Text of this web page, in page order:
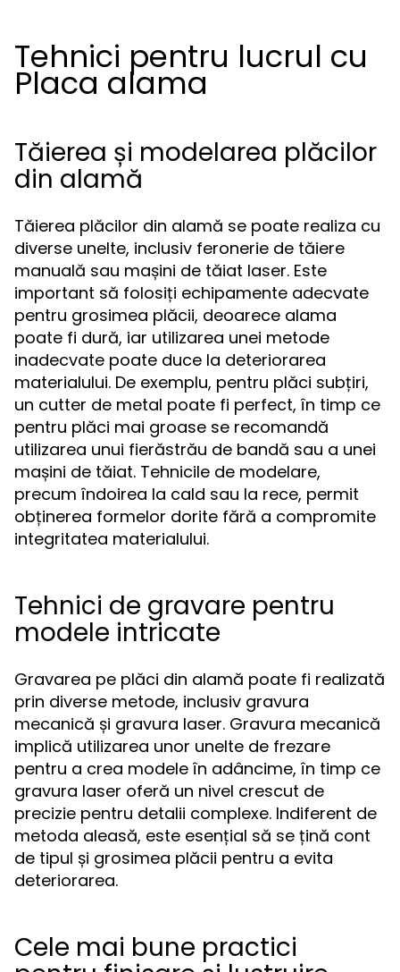
Tehnici pentru lucrul cu
Placa alama
Tăierea și modelarea plăcilor
din alamă
Tăierea plăcilor din alamă se poate realiza cu
diverse unelte, inclusiv feronerie de tăiere
manuală sau mașini de tăiat laser. Este
important să folosiți echipamente adecvate
pentru grosimea plăcii, deoarece alama
poate fi dură, iar utilizarea unei metode
inadecvate poate duce la deteriorarea
materialului. De exemplu, pentru plăci subțiri,
un cutter de metal poate fi perfect, în timp ce
pentru plăci mai groase se recomandă
utilizarea unui fierăstrău de bandă sau a unei
mașini de tăiat. Tehnicile de modelare,
precum îndoirea la cald sau la rece, permit
obținerea formelor dorite fără a compromite
integritatea materialului.
Tehnici de gravare pentru
modele intricate
Gravarea pe plăci din alamă poate fi realizată
prin diverse metode, inclusiv gravura
mecanică și gravura laser. Gravura mecanică
implică utilizarea unor unelte de frezare
pentru a crea modele în adâncime, în timp ce
gravura laser oferă un nivel crescut de
precizie pentru detalii complexe. Indiferent de
metoda aleasă, este esențial să se țină cont
de tipul și grosimea plăcii pentru a evita
deteriorarea.
Cele mai bune practici